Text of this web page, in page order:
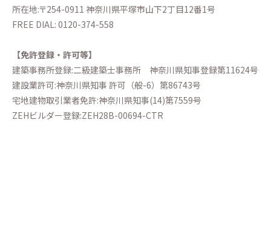
所在地:〒254-0911 神奈川県平塚市山下2丁目12番1号
FREE DIAL: 0120-374-558
【免許登録・許可等】
建築事務所登録:二級建築士事務所 神奈川県知事登録第11624号
建設業許可:神奈川県知事 許可（般-6）第86743号
宅地建物取引業者免許:神奈川県知事(14)第7559号
ZEHビルダー登録:ZEH28B-00694-CTR